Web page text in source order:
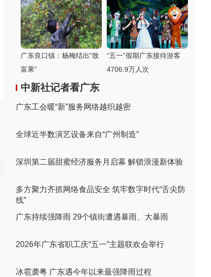
广东良口镇：杨梅结出“致
富果”
“五一”假期广东接待游客
4706.9万人次
中新社记者看广东
广东工会暖“新”服务网络越织越密
全球近半数演艺设备来自“广州制造”
深圳第二届甜蜜经济服务月启幕 解锁浪漫新体验
多方聚力齐抓网络食品安全 筑牢数字时代“舌尖防
线”
广东持续强降雨 29个镇街遭遇暴雨、大暴雨
2026年广东省职工庆“五一”主题联欢会举行
冰雹袭粤 广东遇今年以来最强降雨过程